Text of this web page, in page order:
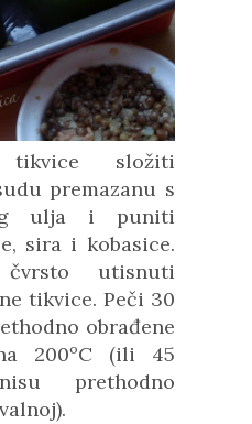
složiti
premazanu s
ulja i puniti
sira i kobasice.
utisnuti
tikvice. Peči 30
obrađene
200ºC (ili 45
prethodno